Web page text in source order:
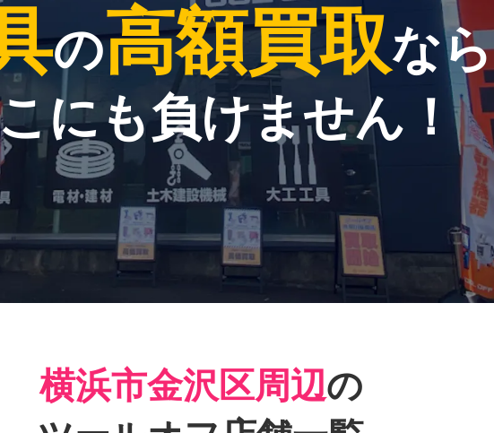
の高額買取なら
にも負けません！
横浜市金沢区周辺の